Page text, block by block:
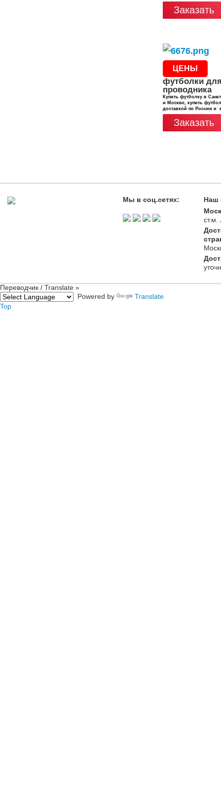
Заказать
ЦЕНЫ
футболки
проводника
Купить футболку в
и Москве, купить
доставкой по России и
Заказать
Мы в соц.сетях:
Наш
ст.м.
Переводчик / Translate »
Powered by
Translate
Top